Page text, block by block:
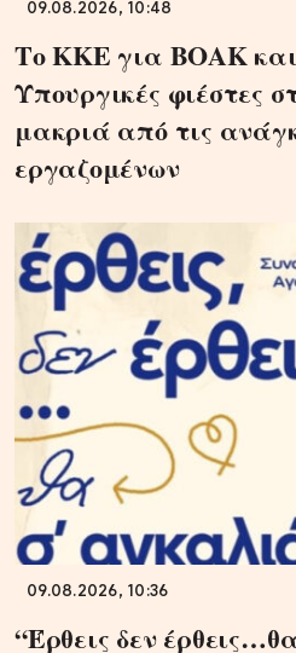
09.08.2026, 10:48
Το ΚΚΕ για ΒΟΑΚ
Υπουργικές φιέστες
μακριά από τις
εργαζομένων
09.08.2026, 10:36
“Έρθεις δεν